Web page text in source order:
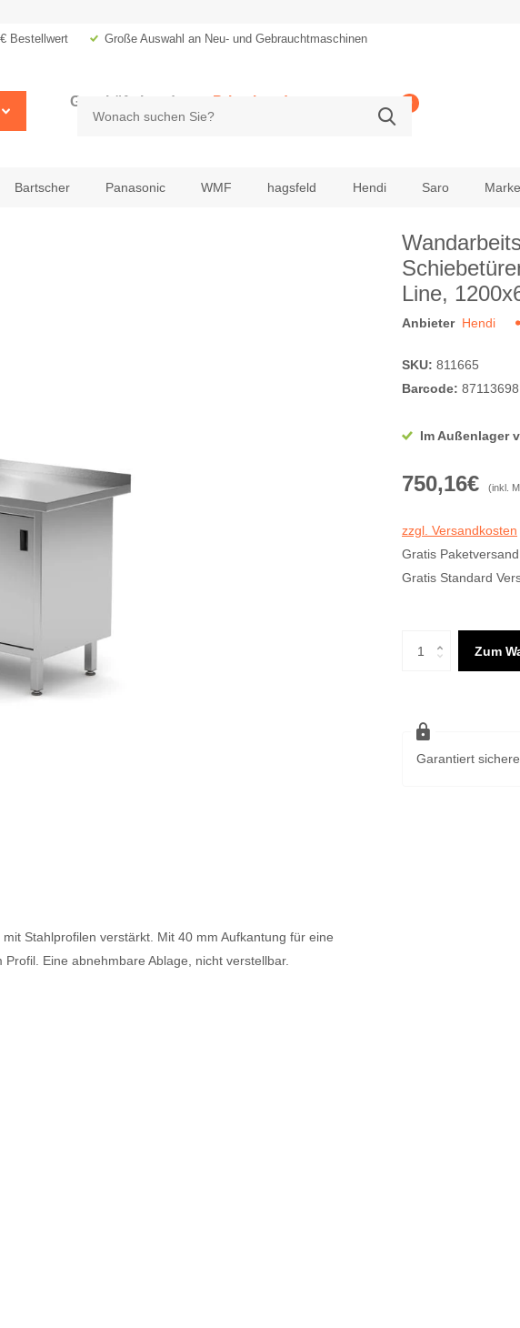
Bestellwert Große Auswahl an Neu- und Gebrauchtmaschinen
Geschäftskunde
zzgl. MwSt.
Privatkunde 0
Bartscher Panasonic WMF hagsfeld Hendi Saro
Stahlprofilen verstärkt. Mit 40 mm Aufkantung für eine
Eine abnehmbare Ablage, nicht verstellbar.
Line,
Anbieter Hendi
SKU: 811665
Barcode:
Im Außenlager
750,16€ (inkl.
zzgl. Versandkosten
Gratis
Gratis Standard
Zum
Garantiert